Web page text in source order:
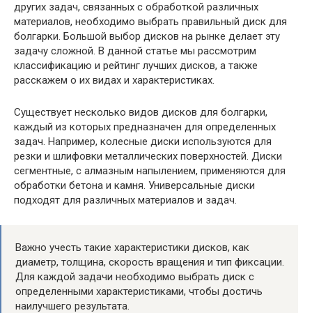
других задач, связанных с обработкой различных
материалов, необходимо выбрать правильный диск для
болгарки. Большой выбор дисков на рынке делает эту
задачу сложной. В данной статье мы рассмотрим
классификацию и рейтинг лучших дисков, а также
расскажем о их видах и характеристиках.
Существует несколько видов дисков для болгарки,
каждый из которых предназначен для определенных
задач. Например, колесные диски используются для
резки и шлифовки металлических поверхностей. Диски
сегментные, с алмазным напылением, применяются для
обработки бетона и камня. Универсальные диски
подходят для различных материалов и задач.
Важно учесть такие характеристики дисков, как
диаметр, толщина, скорость вращения и тип фиксации.
Для каждой задачи необходимо выбрать диск с
определенными характеристиками, чтобы достичь
наилучшего результата.